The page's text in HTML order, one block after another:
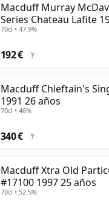
Macduff Murray
Series Chateau Lafite
70cl • 47.9%
192 € ?
Macduff Chieftain's
1991 26 años
70cl • 46%
340 € ?
Macduff Xtra Old
#17100 1997 25 años
70cl • 52.5%